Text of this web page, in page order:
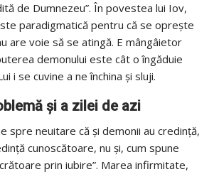
de Dumnezeu”. În povestea lui Iov,
paradigmatică pentru că se opreşte
are voie să se atingă. E mângâietor
demonului este cât o îngăduie
i se cuvine a ne închina şi sluji.
şi a zilei de azi
spre neuitare că şi demonii au credinţă,
cunoscătoare, nu şi, cum spune
prin iubire”. Marea infirmitate,